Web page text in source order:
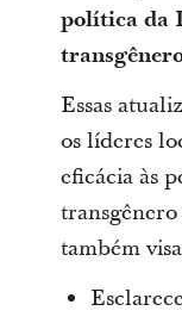
política da
Essas
os líderes
eficácia às
transgênero
também